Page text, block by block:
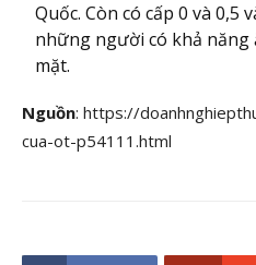
Quốc. Còn có cấp 0 và 0,5
những người có khả năng
mặt.
Nguồn: https://
cua-ot-p54111.html